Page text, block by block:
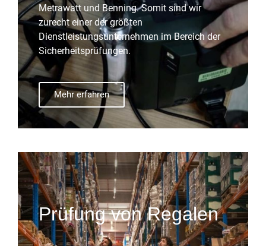
Metrawatt und Benning. Somit sind wir
zurecht einer der größten
Dienstleistungsunternehmen im Bereich der
Sicherheitsprüfungen.
Mehr erfahren
Prüfung von Regalen